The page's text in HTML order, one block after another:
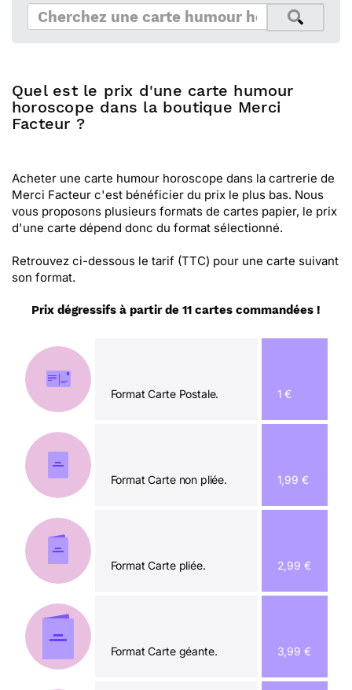
Quel est le prix d'une carte humour
horoscope dans la boutique Merci
Facteur ?
Acheter une carte humour horoscope dans la cartrerie de
Merci Facteur c'est bénéficier du prix le plus bas. Nous
vous proposons plusieurs formats de cartes papier, le prix
d'une carte dépend donc du format sélectionné.
Retrouvez ci-dessous le tarif (TTC) pour une carte suivant
son format.
Prix dégressifs à partir de 11 cartes commandées !
Format Carte Postale. 1 €
Format Carte non pliée. 1,99 €
Format Carte pliée. 2,99 €
Format Carte géante. 3,99 €